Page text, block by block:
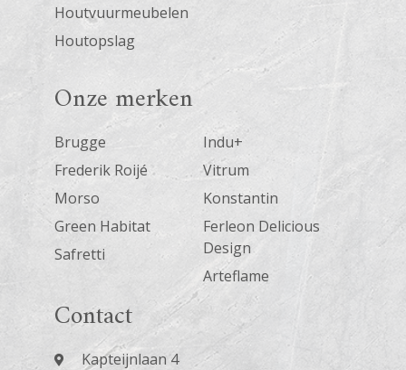
Houtvuurmeubelen
Houtopslag
Onze merken
Brugge
Frederik Roijé
Morso
Green Habitat
Safretti
Indu+
Vitrum
Konstantin
Ferleon Delicious
Design
Arteflame
Contact
Kapteijnlaan 4